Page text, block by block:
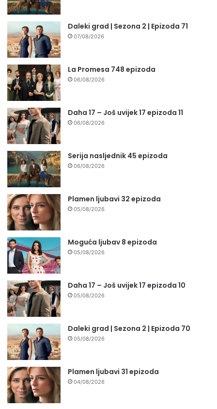
Daleki grad | Sezona 2 | Epizoda 71
07/08/2026
La Promesa 748 epizoda
06/08/2026
Daha 17 – Još uvijek 17 epizoda 11
06/08/2026
Serija nasljednik 45 epizoda
06/08/2026
Plamen ljubavi 32 epizoda
05/08/2026
Moguća ljubav 8 epizoda
05/08/2026
Daha 17 – Još uvijek 17 epizoda 10
05/08/2026
Daleki grad | Sezona 2 | Epizoda 70
05/08/2026
Plamen ljubavi 31 epizoda
04/08/2026